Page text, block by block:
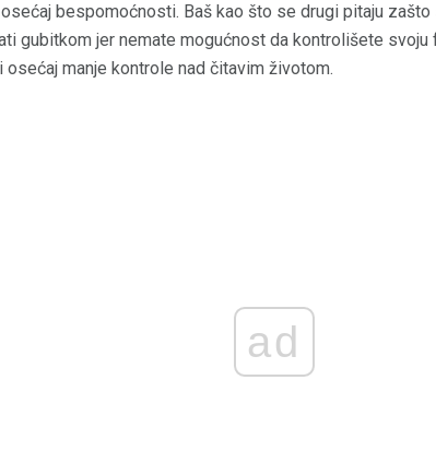
bespomoćnosti. Baš kao što se drugi pitaju
gubitkom jer nemate mogućnost da kontrolišete
manje kontrole nad čitavim životom.
ad